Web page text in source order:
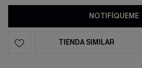
NOTIFÍQUEME
TIENDA SIMILAR